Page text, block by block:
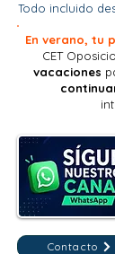
Todo incluido
En verano, tu
CET
vacaciones
Contacto